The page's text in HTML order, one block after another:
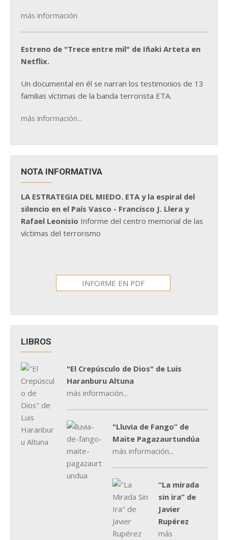
más información
Estreno de "Trece entre mil" de Iñaki Arteta en
Netflix.
Un documental en él se narran los testimonios de 13
familias víctimas de la banda terrorista ETA.
más información...
NOTA INFORMATIVA
LA ESTRATEGIA DEL MIEDO. ETA y la espiral del
silencio en el País Vasco - Francisco J. Llera y
Rafael Leonisio Informe del centro memorial de las
víctimas del terrorismo
INFORME EN PDF
LIBROS
"El Crepúsculo de Dios" de Luis
Haranburu Altuna
más información...
"Lluvia de Fango” de
Maite Pagazaurtundúa
más información...
“La mirada
sin ira” de
Javier
Rupérez
más